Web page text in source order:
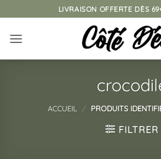
au
contenu
LIVRAISON OFFERTE DÈS
ACCUEIL / PRODUITS
FILTRER